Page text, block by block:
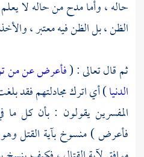
حاله ، وأما مدح من حاله لا
الظن ، بل الظن فيه معتبر ،
ثم قال تعالى : (فأعرض عن من
الدنيا) أي اترك مجادلتهم فقد
المفسرين يقولون : بأن كل ما
فأعرض ) منسوخ بآية القتل